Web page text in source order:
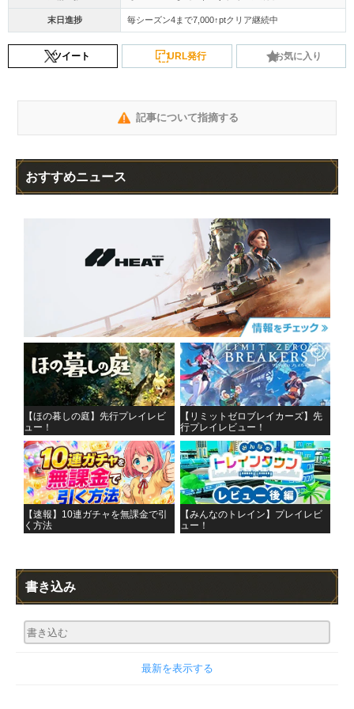
末日進捗 毎シーズン4まで7,000↑ptクリア継続中
ツイート URL発行 お気に入り
記事について指摘する
おすすめニュース
【ほの暮しの庭】先行プレイレビ
ュー！
【リミットゼロブレイカーズ】先
行プレイレビュー！
【速報】10連ガチャを無課金で引
く方法
【みんなのトレイン】プレイレビ
ュー！
書き込み
最新を表示する